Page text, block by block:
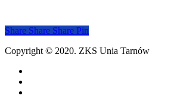
Share
Share Share Share Pin
Copyright © 2020. ZKS Unia Tarnów